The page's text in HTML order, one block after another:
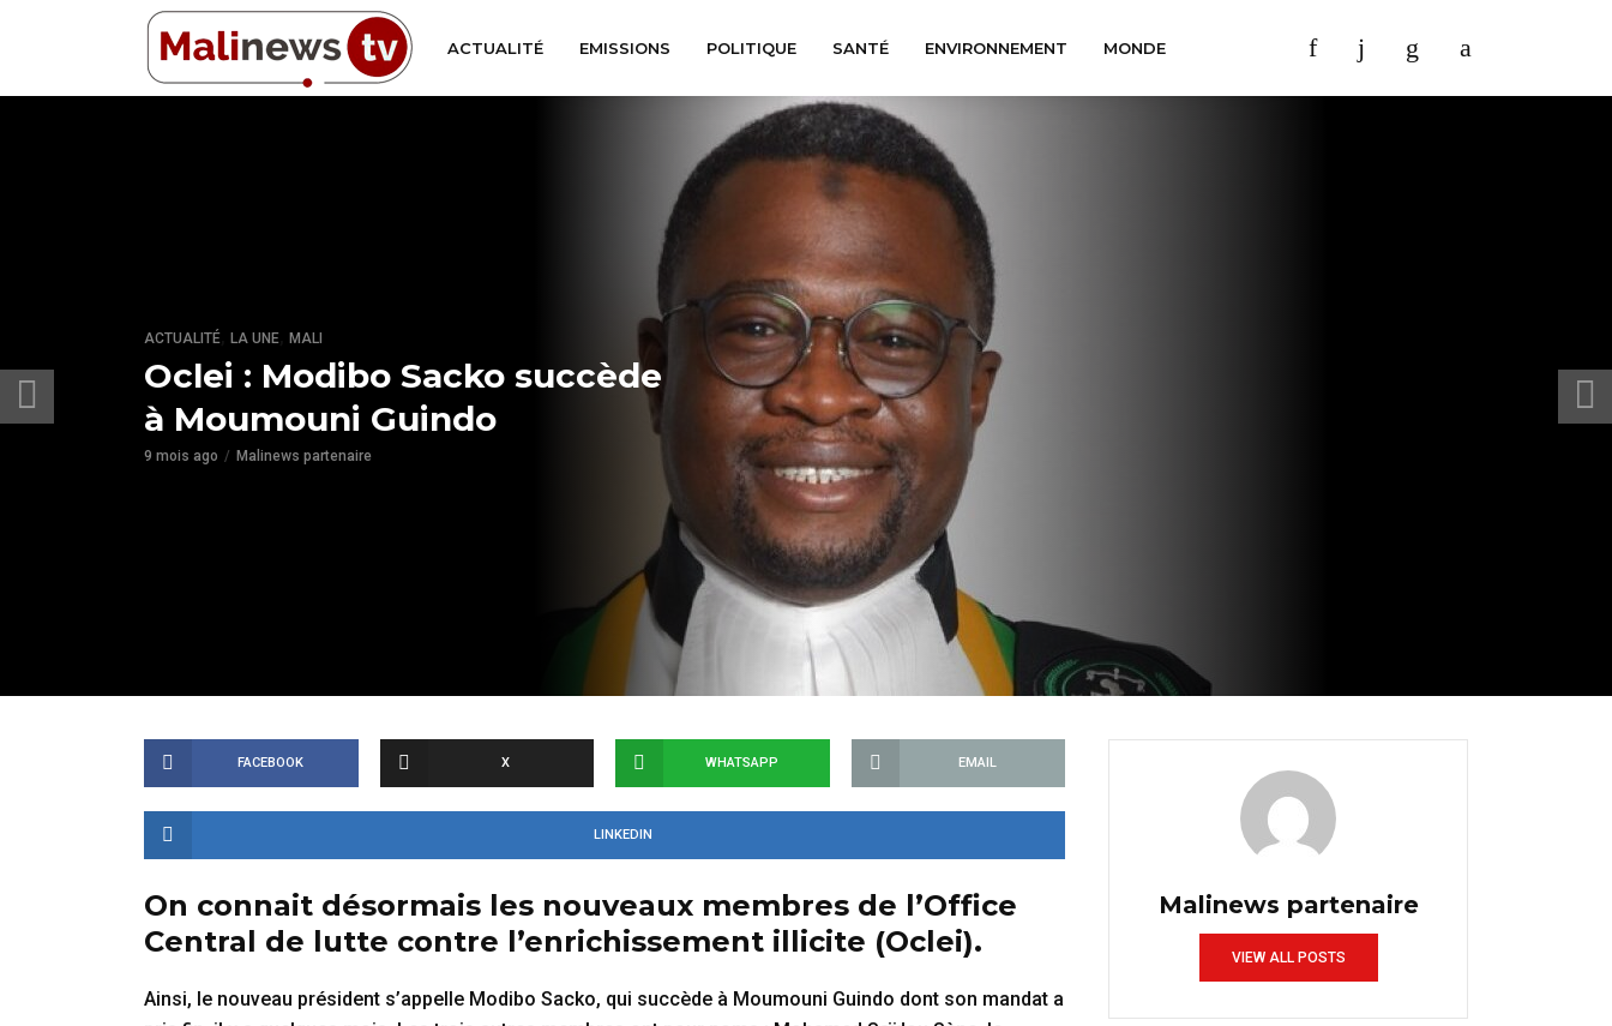
ACTUALITÉ EMISSIONS POLITIQUE SANTÉ ENVIRONNEMENT MONDE
ACTUALITÉ LA UNE MALI
Oclei : Modibo Sacko succède
à Moumouni Guindo
9 mois ago Malinews partenaire
FACEBOOK X WHATSAPP EMAIL
LINKEDIN
On connait désormais les nouveaux membres de l’Office
Central de lutte contre l’enrichissement illicite (Oclei).
Ainsi, le nouveau président s’appelle Modibo Sacko, qui succède à Moumouni Guindo dont son mandat a
Malinews partenaire
VIEW ALL POSTS